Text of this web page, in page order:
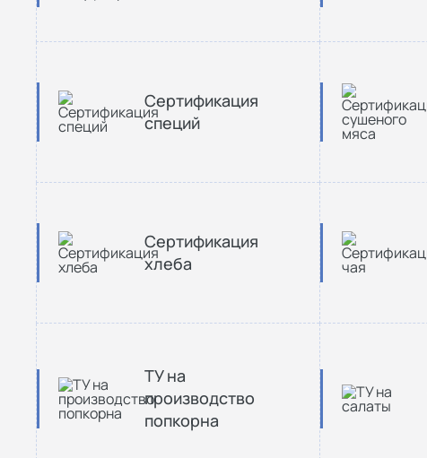
Сертификация
специй
Сертификация
хлеба
ТУ на
производство
попкорна